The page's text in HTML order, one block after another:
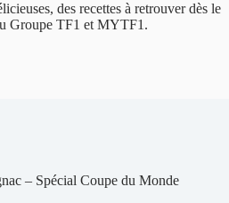
des recettes à retrouver dès le
Groupe TF1 et MYTF1.
– Spécial Coupe du Monde